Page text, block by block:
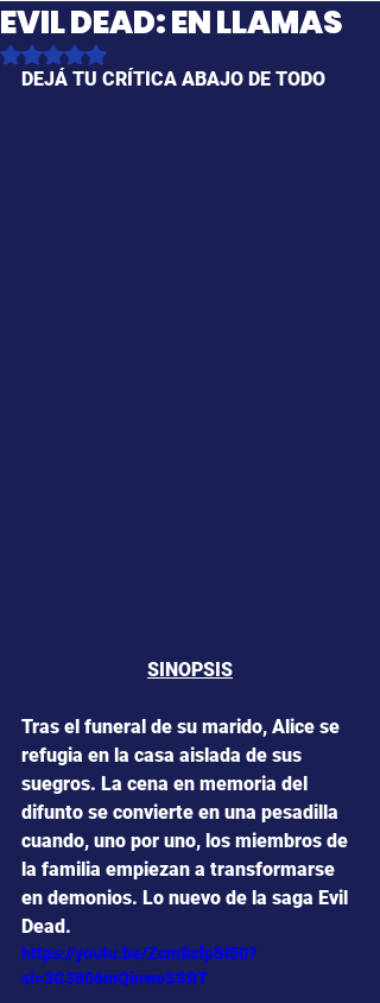
EVIL DEAD: EN LLAMAS
Obtuvo NaN de 5 estrellas.
DEJÁ TU CRÍTICA ABAJO DE TODO
SINOPSIS
Tras el funeral de su marido, Alice se
refugia en la casa aislada de sus
suegros. La cena en memoria del
difunto se convierte en una pesadilla
cuando, uno por uno, los miembros de
la familia empiezan a transformarse
en demonios. Lo nuevo de la saga Evil
Dead.
https://youtu.be/Zcm8cfpSI50?
si=3G3806mQinwoSSRT